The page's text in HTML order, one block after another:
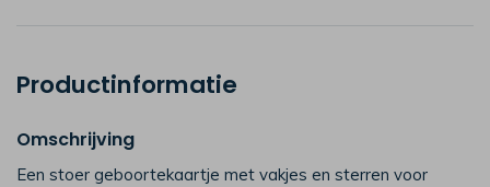
Productinformatie
Omschrijving
Een stoer geboortekaartje met vakjes en sterren voor